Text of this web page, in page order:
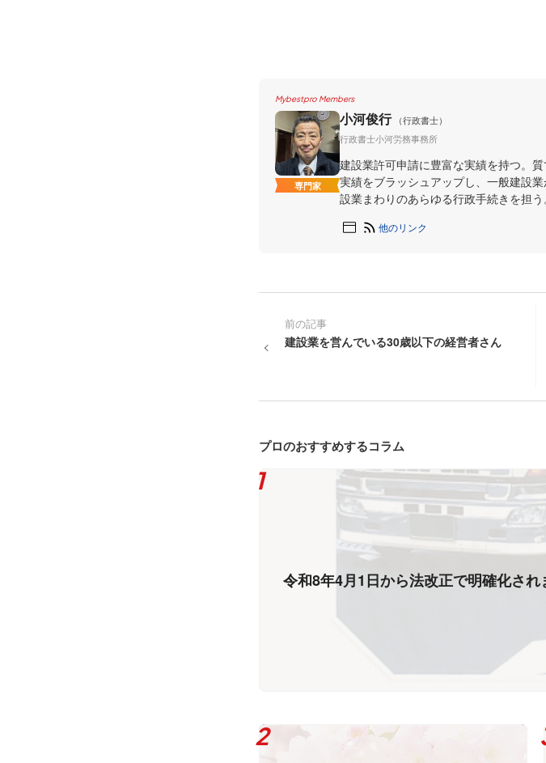
Mybestpro Members
専門家
小河俊行
（行政書士）
行政書士小河労務事務所
建設業許可申請に豊富な実績を持つ。
実績をブラッシュアップし、一般建設
設業まわりのあらゆる行政手続きを担う
他のリンク
前の記事
建設業を営んでいる30歳以下の経営者さん
プロのおすすめするコラム
令和8年4月1日から法改正で明確化され